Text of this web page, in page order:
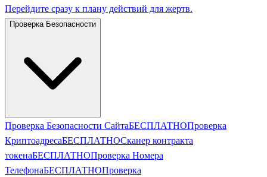
Перейдите сразу к плану действий для жертв.
Проверка Безопасности
Проверка Безопасности СайтаБЕСПЛАТНОПроверка
КриптоадресаБЕСПЛАТНОСканер контракта
токенаБЕСПЛАТНОПроверка Номера
ТелефонаБЕСПЛАТНОПроверка